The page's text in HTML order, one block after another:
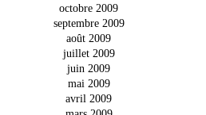
octobre 2009
septembre 2009
août 2009
juillet 2009
juin 2009
mai 2009
avril 2009